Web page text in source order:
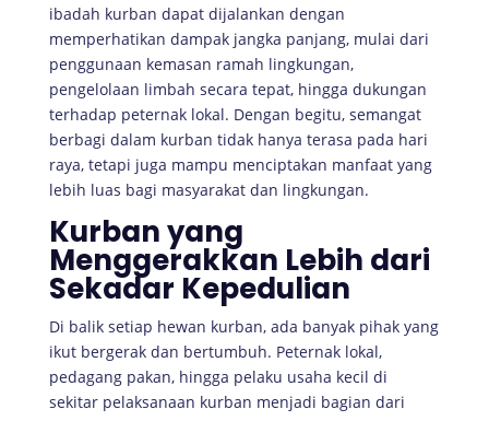
ibadah kurban dapat dijalankan dengan
memperhatikan dampak jangka panjang, mulai dari
penggunaan kemasan ramah lingkungan,
pengelolaan limbah secara tepat, hingga dukungan
terhadap peternak lokal. Dengan begitu, semangat
berbagi dalam kurban tidak hanya terasa pada hari
raya, tetapi juga mampu menciptakan manfaat yang
lebih luas bagi masyarakat dan lingkungan.
Kurban yang
Menggerakkan Lebih dari
Sekadar Kepedulian
Di balik setiap hewan kurban, ada banyak pihak yang
ikut bergerak dan bertumbuh. Peternak lokal,
pedagang pakan, hingga pelaku usaha kecil di
sekitar pelaksanaan kurban menjadi bagian dari